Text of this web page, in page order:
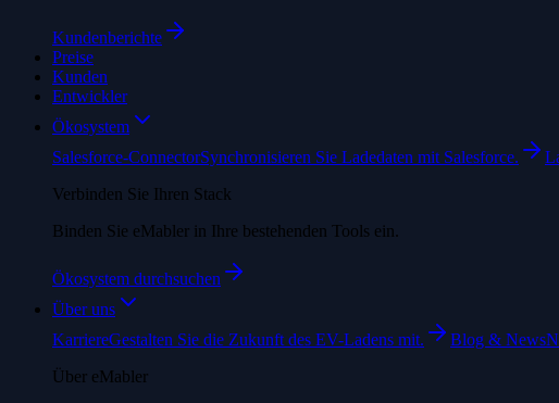
Kundenberichte
Preise
Kunden
Entwickler
Ökosystem
Salesforce-ConnectorSynchronisieren Sie Ladedaten mit Salesforce.
Verbinden Sie Ihren Stack
Binden Sie eMabler in Ihre bestehenden Tools ein.
Ökosystem durchsuchen
Über uns
KarriereGestalten Sie die Zukunft des EV-Ladens mit. Blog & News
Über eMabler